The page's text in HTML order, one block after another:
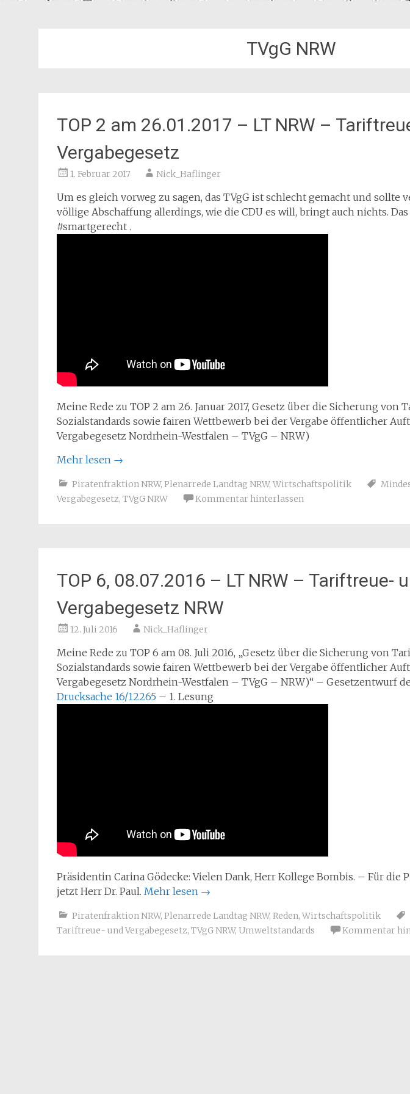
TVgG NRW
TOP 2 am 26.01.2017 – LT NRW –
Vergabegesetz
1. Februar 2017 Nick_Haflinger
Um es gleich vorweg zu sagen, das TVgG ist schlecht gemacht und sollte
völlige Abschaffung allerdings, wie die CDU es will, bringt auch nichts.
#smartgerecht .
Meine Rede zu TOP 2 am 26. Januar 2017, Gesetz über die Sicherung von
Sozialstandards sowie fairen Wettbewerb bei der Vergabe öffentlicher
Vergabegesetz Nordrhein-Westfalen – TVgG – NRW)
Mehr lesen →
Piratenfraktion NRW, Plenarrede Landtag NRW, Wirtschaftspolitik
Vergabegesetz, TVgG NRW Kommentar hinterlassen
TOP 6, 08.07.2016 – LT NRW – Tariftreue-
Vergabegesetz NRW
12. Juli 2016 Nick_Haflinger
Meine Rede zu TOP 6 am 08. Juli 2016, „Gesetz über die Sicherung von
Sozialstandards sowie fairen Wettbewerb bei der Vergabe öffentlicher
Vergabegesetz Nordrhein-Westfalen – TVgG – NRW)“ – Gesetzentwurf
Drucksache 16/12265 – 1. Lesung
Präsidentin Carina Gödecke: Vielen Dank, Herr Kollege Bombis. – Für
jetzt Herr Dr. Paul. Mehr lesen →
Piratenfraktion NRW, Plenarrede Landtag NRW, Reden, Wirtschaftspolitik
Tariftreue- und Vergabegesetz, TVgG NRW, Umweltstandards Kommentar